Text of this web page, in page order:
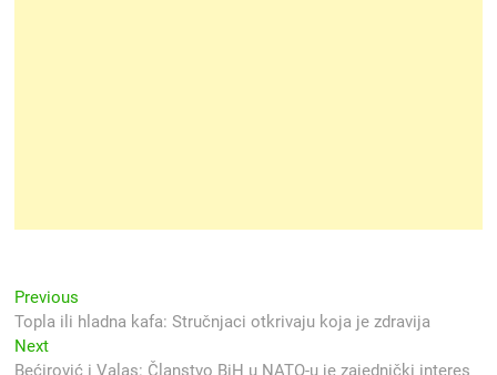
Navigacija
objava
Previous
post:
Topla ili hladna kafa: Stručnjaci otkrivaju koja je zdravija
NextNext
post:
Bećirović i Valas: Članstvo BiH u NATO-u je zajednički interes